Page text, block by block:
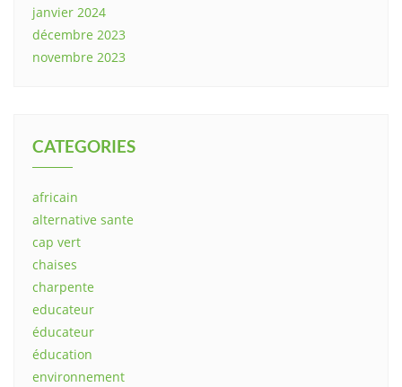
janvier 2024
décembre 2023
novembre 2023
CATEGORIES
africain
alternative sante
cap vert
chaises
charpente
educateur
éducateur
éducation
environnement